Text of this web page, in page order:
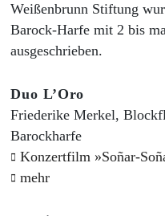
Weißenbrunn Stiftung
Barock-Harfe mit 2 bis
ausgeschrieben.
Duo L’Oro
Friederike Merkel,
Barockharfe
Konzertfilm »Soñar-
mehr